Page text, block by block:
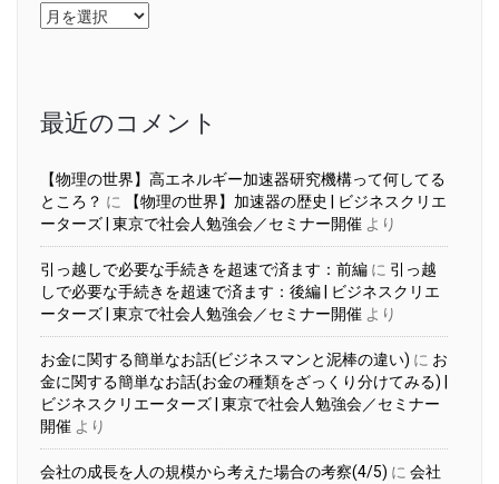
ア
ー
最近のコメント
【物理の世界】高エネルギー加速器研究機構って何してる
ところ？ に
【物理の世界】加速器の歴史 | ビジネスクリエ
ーターズ | 東京で社会人勉強会／セミナー開催 より
引っ越しで必要な手続きを超速で済ます：前編 に 引っ越
しで必要な手続きを超速で済ます：後編 | ビジネスクリエ
ーターズ | 東京で社会人勉強会／セミナー開催 より
お金に関する簡単なお話(ビジネスマンと泥棒の違い) に お
金に関する簡単なお話(お金の種類をざっくり分けてみる) |
ビジネスクリエーターズ | 東京で社会人勉強会／セミナー
開催 より
会社の成長を人の規模から考えた場合の考察(4/5) に 会社